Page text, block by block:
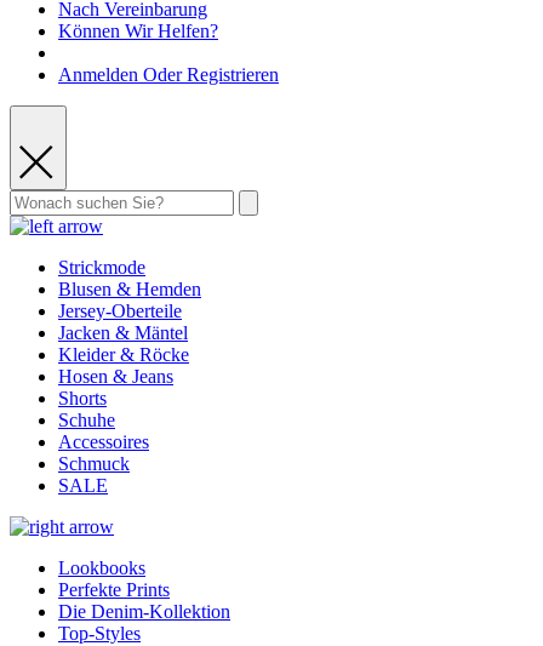
Nach Vereinbarung
Können Wir Helfen?
Anmelden Oder Registrieren
Strickmode
Blusen & Hemden
Jersey-Oberteile
Jacken & Mäntel
Kleider & Röcke
Hosen & Jeans
Shorts
Schuhe
Accessoires
Schmuck
SALE
Lookbooks
Perfekte Prints
Die Denim-Kollektion
Top-Styles